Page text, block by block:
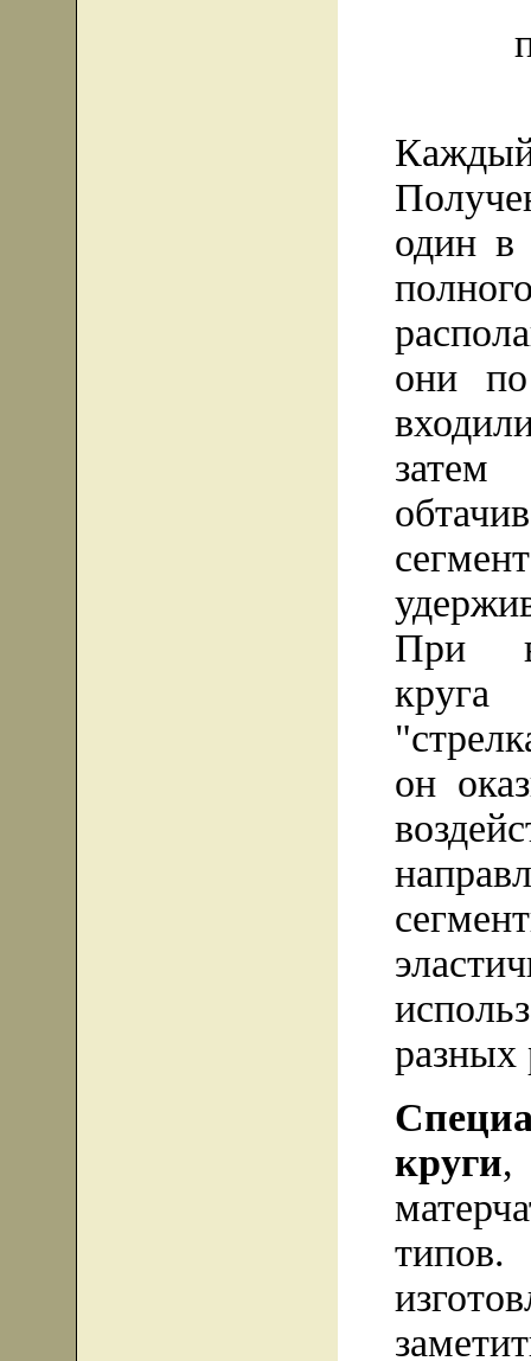
один в
они
При
круга
он
разных
круги,